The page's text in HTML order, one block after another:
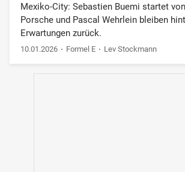
Mexiko-City: Sebastien Buemi startet
Porsche und Pascal Wehrlein bleiben
Erwartungen zurück.
10.01.2026 Formel E Lev Stockmann